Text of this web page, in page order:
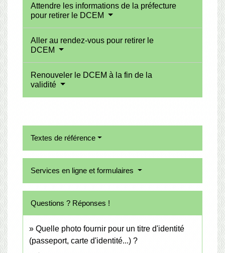
Attendre les informations de la préfecture
pour retirer le DCEM
Aller au rendez-vous pour retirer le
DCEM
Renouveler le DCEM à la fin de la
validité
Textes de référence
Services en ligne et formulaires
Questions ? Réponses !
Quelle photo fournir pour un titre d'identité
(passeport, carte d'identité...) ?